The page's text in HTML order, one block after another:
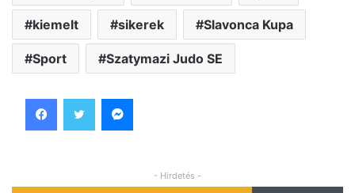
kiemelt sikerek Slavonca Kupa
Sport Szatymazi Judo SE
- Hirdetés -